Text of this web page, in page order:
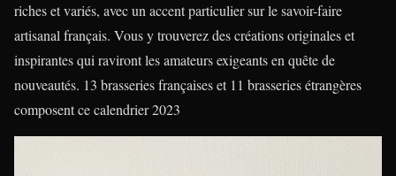
riches et variés, avec un accent particulier sur le savoir-faire
artisanal français. Vous y trouverez des créations originales et
inspirantes qui raviront les amateurs exigeants en quête de
nouveautés. 13 brasseries françaises et 11 brasseries étrangères
composent ce calendrier 2023